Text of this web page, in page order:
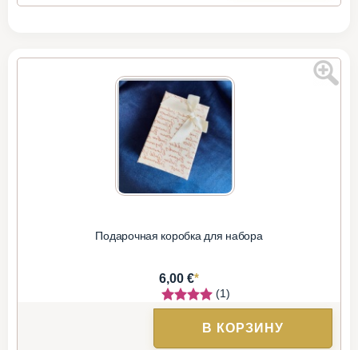
Подарочная коробка для набора
6,00 €*
(1)
В КОРЗИНУ